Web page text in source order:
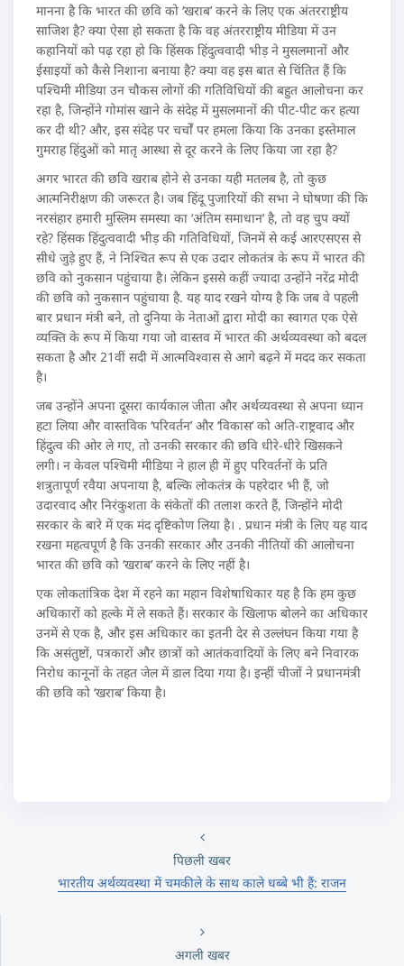
मानना है कि भारत की छवि को ‘खराब’ करने के लिए एक अंतरराष्ट्रीय
साजिश है? क्या ऐसा हो सकता है कि वह अंतरराष्ट्रीय मीडिया में उन
कहानियों को पढ़ रहा हो कि हिंसक हिंदुत्ववादी भीड़ ने मुसलमानों और
ईसाइयों को कैसे निशाना बनाया है? क्या वह इस बात से चिंतित हैं कि
पश्चिमी मीडिया उन चौकस लोगों की गतिविधियों की बहुत आलोचना कर
रहा है, जिन्होंने गोमांस खाने के संदेह में मुसलमानों की पीट-पीट कर हत्या
कर दी थी? और, इस संदेह पर चर्चों पर हमला किया कि उनका इस्तेमाल
गुमराह हिंदुओं को मातृ आस्था से दूर करने के लिए किया जा रहा है?
अगर भारत की छवि खराब होने से उनका यही मतलब है, तो कुछ
आत्मनिरीक्षण की जरूरत है। जब हिंदू पुजारियों की सभा ने घोषणा की कि
नरसंहार हमारी मुस्लिम समस्या का ‘अंतिम समाधान’ है, तो वह चुप क्यों
रहे? हिंसक हिंदुत्ववादी भीड़ की गतिविधियों, जिनमें से कई आरएसएस से
सीधे जुड़े हुए हैं, ने निश्चित रूप से एक उदार लोकतंत्र के रूप में भारत की
छवि को नुकसान पहुंचाया है। लेकिन इससे कहीं ज्यादा उन्होंने नरेंद्र मोदी
की छवि को नुकसान पहुंचाया है. यह याद रखने योग्य है कि जब वे पहली
बार प्रधान मंत्री बने, तो दुनिया के नेताओं द्वारा मोदी का स्वागत एक ऐसे
व्यक्ति के रूप में किया गया जो वास्तव में भारत की अर्थव्यवस्था को बदल
सकता है और 21वीं सदी में आत्मविश्वास से आगे बढ़ने में मदद कर सकता
है।
जब उन्होंने अपना दूसरा कार्यकाल जीता और अर्थव्यवस्था से अपना ध्यान
हटा लिया और वास्तविक ‘परिवर्तन’ और ‘विकास’ को अति-राष्ट्रवाद और
हिंदुत्व की ओर ले गए, तो उनकी सरकार की छवि धीरे-धीरे खिसकने
लगी। न केवल पश्चिमी मीडिया ने हाल ही में हुए परिवर्तनों के प्रति
शत्रुतापूर्ण रवैया अपनाया है, बल्कि लोकतंत्र के पहरेदार भी हैं, जो
उदारवाद और निरंकुशता के संकेतों की तलाश करते हैं, जिन्होंने मोदी
सरकार के बारे में एक मंद दृष्टिकोण लिया है। . प्रधान मंत्री के लिए यह याद
रखना महत्वपूर्ण है कि उनकी सरकार और उनकी नीतियों की आलोचना
भारत की छवि को ‘खराब’ करने के लिए नहीं है।
एक लोकतांत्रिक देश में रहने का महान विशेषाधिकार यह है कि हम कुछ
अधिकारों को हल्के में ले सकते हैं। सरकार के खिलाफ बोलने का अधिकार
उनमें से एक है, और इस अधिकार का इतनी देर से उल्लंघन किया गया है
कि असंतुष्टों, पत्रकारों और छात्रों को आतंकवादियों के लिए बने निवारक
निरोध कानूनों के तहत जेल में डाल दिया गया है। इन्हीं चीजों ने प्रधानमंत्री
की छवि को ‘खराब’ किया है।
पिछली खबर
भारतीय अर्थव्यवस्था में चमकीले के साथ काले धब्बे भी हैं: राजन
अगली खबर